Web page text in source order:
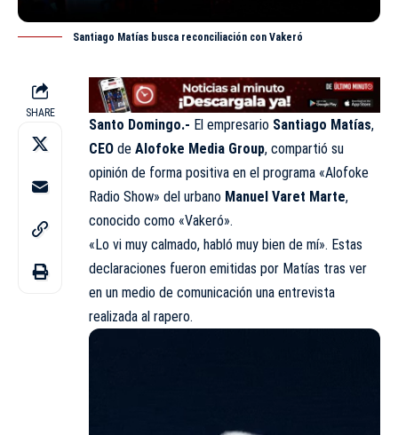
Santiago Matías busca reconciliación con Vakeró
SHARE
Santo Domingo.- El empresario Santiago Matías,
CEO de Alofoke Media Group, compartió su
opinión de forma positiva en el programa «Alofoke
Radio Show» del urbano Manuel Varet Marte,
conocido como «Vakeró».
«Lo vi muy calmado, habló muy bien de mí». Estas
declaraciones fueron emitidas por Matías tras ver
en un medio de comunicación una entrevista
realizada al rapero.